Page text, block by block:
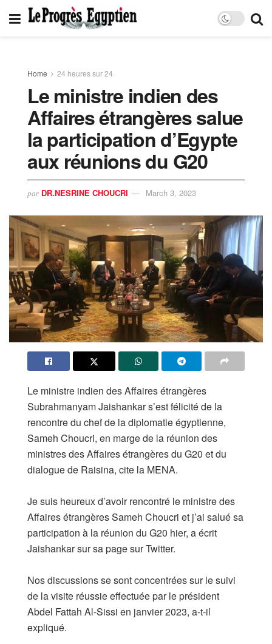
Home 24 heures sur 24
Le ministre indien des
Affaires étrangères salue
la participation d’Egypte
aux réunions du G20
par DR.NESRINE CHOUCRI March 3, 2023
Le ministre indien des Affaires étrangères
Subrahmanyam Jaishankar s’est félicité de la
rencontre du chef de la diplomatie égyptienne,
Sameh Choucri, en marge de la réunion des
ministres des Affaires étrangères du G20 et du
dialogue de Raisina, cite la MENA.
Je suis heureux d’avoir rencontré le ministre des
Affaires étrangères Sameh Choucri et j’ai salué sa
participation à la réunion du G20 hier, a écrit
Jaishankar sur sa page sur Twitter.
Nos discussions se sont concentrées sur le suivi
de la visite réussie effectuée par le président
Abdel Fattah Al-Sissi en janvier 2023, a-t-il
expliqué.